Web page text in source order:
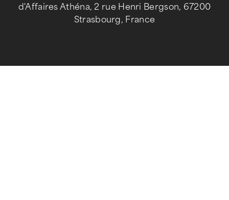
d'Affaires Athéna, 2 rue Henri Bergson, 67200
Strasbourg, France